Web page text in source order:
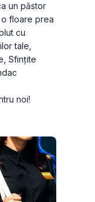
un păstor
floare prea
cu
tale,
Sfințite
noi!